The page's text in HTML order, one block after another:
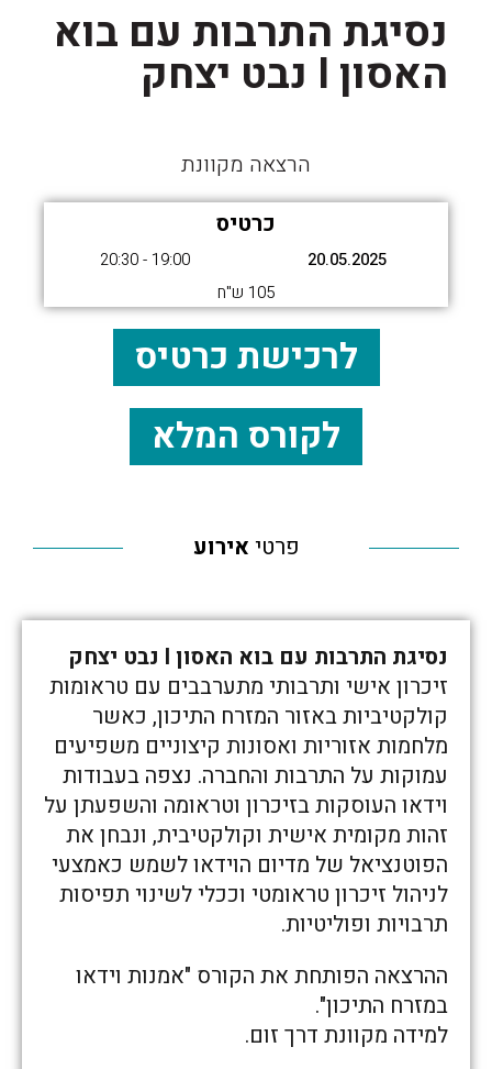
נסיגת התרבות עם בוא
האסון I נבט יצחק
הרצאה מקוונת
כרטיס
20.05.2025
19:00 - 20:30
105 ש"ח
לרכישת כרטיס
לקורס המלא
פרטי אירוע
נסיגת התרבות עם בוא האסון I נבט יצחק
זיכרון אישי ותרבותי מתערבבים עם טראומות
קולקטיביות באזור המזרח התיכון, כאשר
מלחמות אזוריות ואסונות קיצוניים משפיעים
עמוקות על התרבות והחברה. נצפה בעבודות
וידאו העוסקות בזיכרון וטראומה והשפעתן על
זהות מקומית אישית וקולקטיבית, ונבחן את
הפוטנציאל של מדיום הוידאו לשמש כאמצעי
לניהול זיכרון טראומטי וככלי לשינוי תפיסות
תרבויות ופוליטיות.
ההרצאה הפותחת את הקורס "אמנות וידאו
במזרח התיכון".
למידה מקוונת דרך זום.